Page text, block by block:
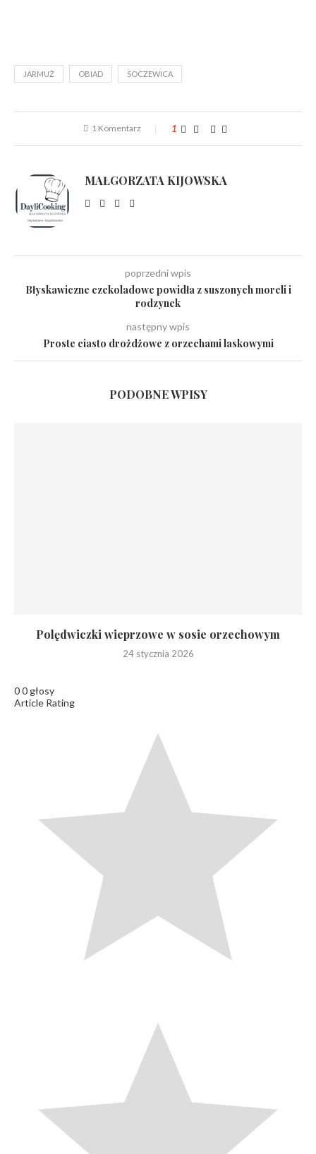
JARMUŻ OBIAD SOCZEWICA
1 Komentarz 1
MAŁGORZATA KIJOWSKA
poprzedni wpis
Błyskawiczne czekoladowe powidła z suszonych moreli i
rodzynek
następny wpis
Proste ciasto drożdżowe z orzechami laskowymi
PODOBNE WPISY
Polędwiczki wieprzowe w sosie orzechowym
24 stycznia 2026
00 głosy
Article Rating